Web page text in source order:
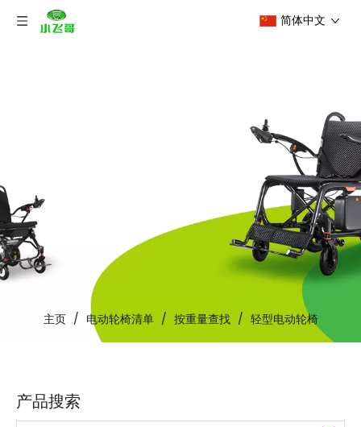
简体中文
主页 / 电动轮椅清单 / 按重量查找 / 轻型电动轮椅
产品搜索